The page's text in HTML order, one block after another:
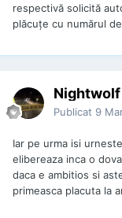
respectivă solicită
plăcuțe cu numărul
Nightwolf
Publicat 9
Iar pe urma isi
elibereaza inca o
daca e ambitios si
primeasca placuta la